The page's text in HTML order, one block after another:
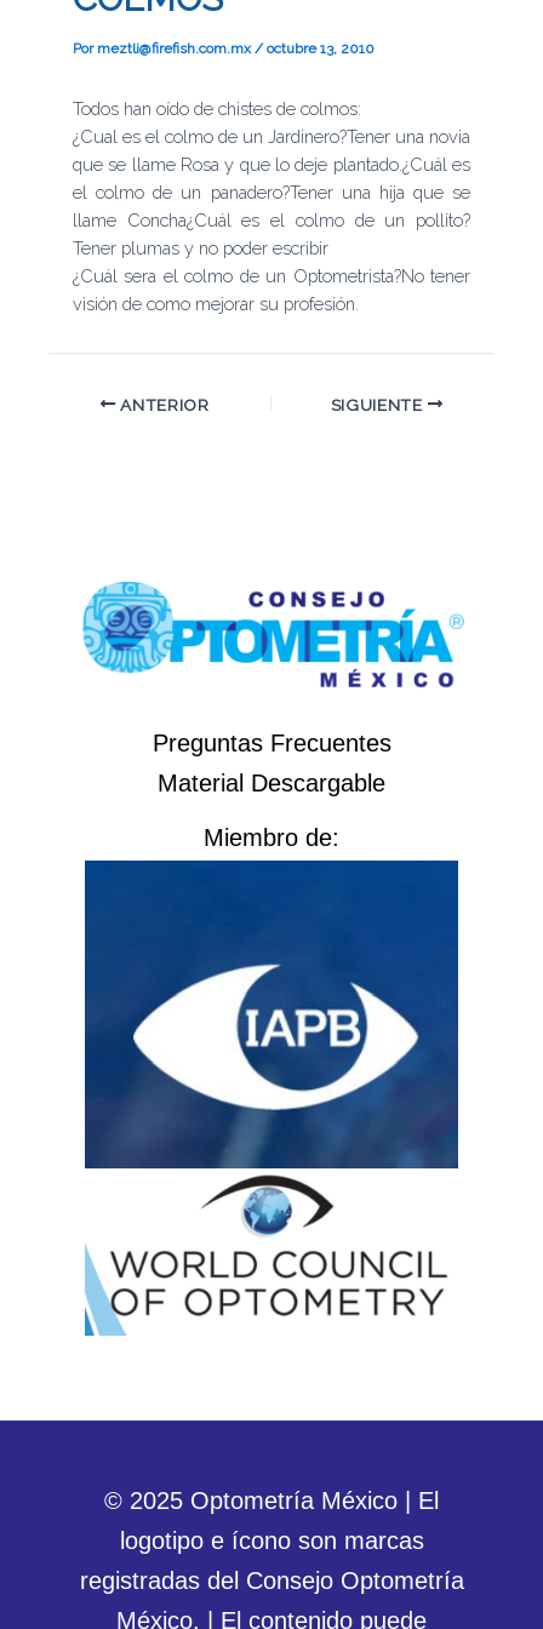
Por meztli@firefish.com.mx /octubre 13, 2010
Todos han oído de chistes de colmos:
¿Cual es el colmo de un Jardinero?Tener una novia
que se llame Rosa y que lo deje plantado.¿Cuál es
el colmo de un panadero?Tener una hija que se
llame Concha¿Cuál es el colmo de un pollito?
Tener plumas y no poder escribir
¿Cuál sera el colmo de un Optometrista?No tener
visión de como mejorar su profesión.
ANTERIOR SIGUIENTE
Preguntas Frecuentes
Material Descargable
Miembro de:
© 2025 Optometría México | El
logotipo e ícono son marcas
registradas del Consejo Optometría
México. | El contenido puede